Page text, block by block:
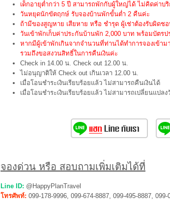
เด็กอายุต่ำกว่า 5 ปี สามารถพักกับผู้ใหญ่ได้ ไม่คิดค่าบ
วันหยุดนักขัตฤกษ์ รับจองบ้านพักขั้นต่ำ 2 คืนค่ะ
ถ้ามีของสูญหาย เสียหาย หรือ ชำรุด ผู้เช่าต้องรับผิดช
วันเข้าพักเก็บค่าประกันบ้านพัก 2,000 บาท พร้อมบัตร
หากมีผู้เข้าพักเกินจากจำนวนที่ท่านได้ทำการจองเข้า
รวมถึงขอสงวนสิทธิ์ในการคืนเงินค่ะ
Check in 14.00 น. Check out 12.00 น.
ไม่อนุญาติให้ Check out เกินเวลา 12.00 น.
เมื่อโอนชำระเงินเรียบร้อยแล้ว ไม่สามารถคืนเงินได้
เมื่อโอนชำระเงินเรียบร้อยแล้ว ไม่สามารถเปลี่ยนแปล
จองด่วน หรือ สอบถามเพิ่มเติมได้ที่
Line ID: @HappyPlanTravel
โทรศัพท์: 099-178-9996, 099-674-8887, 099-495-8887, 099-